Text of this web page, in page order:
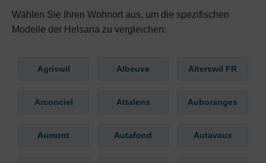
Wählen Sie Ihren Wohnort aus, um die spezifischen
Modelle der Helsana zu vergleichen:
Agriswil Albeuve Alterswil FR
Arconciel Attalens Auboranges
Aumont Autafond Autavaux